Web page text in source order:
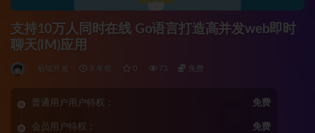
支持10万人同时在线 Go语言打造高并发web即时
聊天(IM)应用
后端开发 3 年前 0 73 免费
普通用户用户特权： 免费
会员用户特权： 免费